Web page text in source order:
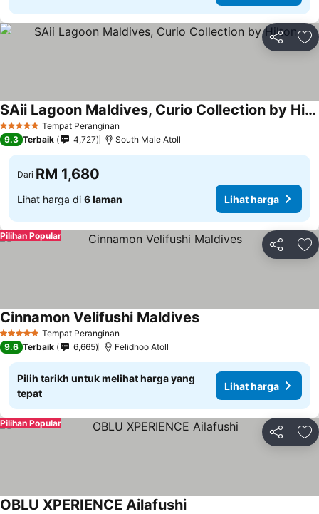
Kongsi
5 Bintang Tempat Peranginan
SAii Lagoon Maldives, Curio Collection by Hilton
9.3 Terbaik 4,727 South Male Atoll
Dari RM 1,680
Lihat harga di 6 laman Lihat harga
Kongsi
Pilihan Popular
5 Bintang Tempat Peranginan
Cinnamon Velifushi Maldives
9.6 Terbaik 6,665 Felidhoo Atoll
Pilih tarikh untuk melihat harga yang
tepat
Lihat harga
Kongsi
Pilihan Popular
OBLU XPERIENCE Ailafushi